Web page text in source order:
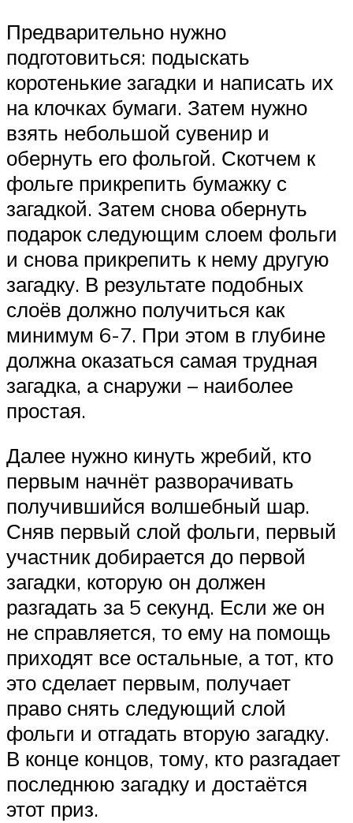
Предварительно нужно
подготовиться: подыскать
коротенькие загадки и написать их
на клочках бумаги. Затем нужно
взять небольшой сувенир и
обернуть его фольгой. Скотчем к
фольге прикрепить бумажку с
загадкой. Затем снова обернуть
подарок следующим слоем фольги
и снова прикрепить к нему другую
загадку. В результате подобных
слоёв должно получиться как
минимум 6-7. При этом в глубине
должна оказаться самая трудная
загадка, а снаружи – наиболее
простая.
Далее нужно кинуть жребий, кто
первым начнёт разворачивать
получившийся волшебный шар.
Сняв первый слой фольги, первый
участник добирается до первой
загадки, которую он должен
разгадать за 5 секунд. Если же он
не справляется, то ему на помощь
приходят все остальные, а тот, кто
это сделает первым, получает
право снять следующий слой
фольги и отгадать вторую загадку.
В конце концов, тому, кто разгадает
последнюю загадку и достаётся
этот приз.